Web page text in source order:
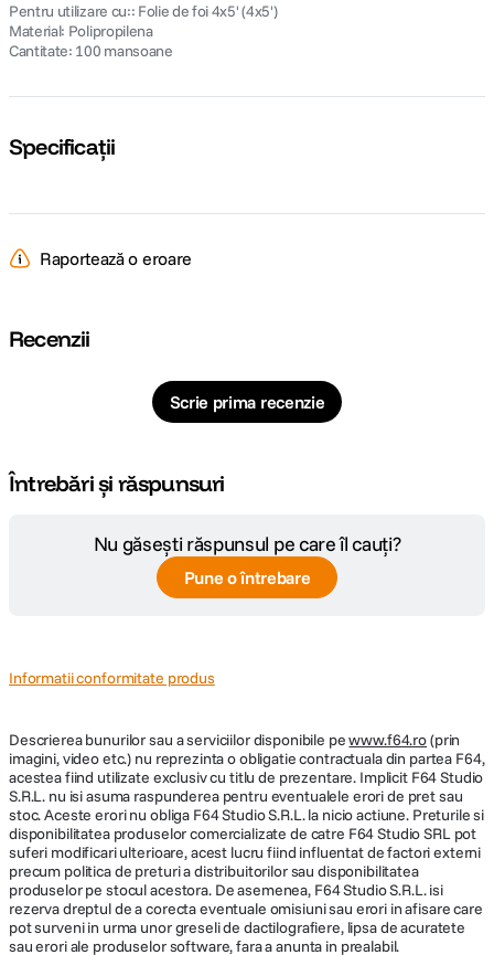
Pentru utilizare cu:: Folie de foi 4x5' (4x5')
Material: Polipropilena
Cantitate: 100 mansoane
Specificații
Raportează o eroare
Recenzii
Scrie prima recenzie
Întrebări și răspunsuri
Nu găsești răspunsul pe care îl cauți?
Pune o întrebare
Informatii conformitate produs
Descrierea bunurilor sau a serviciilor disponibile pewww.f64.ro(prin
imagini, video etc.) nu reprezinta o obligatie contractuala din partea F64,
acestea fiind utilizate exclusiv cu titlu de prezentare. Implicit F64 Studio
S.R.L. nu isi asuma raspunderea pentru eventualele erori de pret sau
stoc. Aceste erori nu obliga F64 Studio S.R.L. la nicio actiune. Preturile si
disponibilitatea produselor comercializate de catre F64 Studio SRL pot
suferi modificari ulterioare, acest lucru fiind influentat de factori externi
precum politica de preturi a distribuitorilor sau disponibilitatea
produselor pe stocul acestora. De asemenea, F64 Studio S.R.L. isi
rezerva dreptul de a corecta eventuale omisiuni sau erori in afisare care
pot surveni in urma unor greseli de dactilografiere, lipsa de acuratete
sau erori ale produselor software, fara a anunta in prealabil.